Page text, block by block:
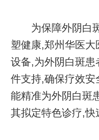
为保障外阴白斑
塑健康,郑州华医
设备,为外阴白斑患
件支持,确保疗效
能精准为外阴白斑
其拟定特色诊疗,快